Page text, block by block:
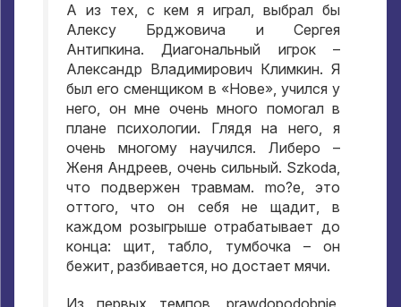
А из тех, с кем я играл,выбрал бы
Алексу Брджовича и Сергея
Антипкина.Диагональный игрок –
Александр Владимирович Климкин. Я
был его сменщиком в «Нове», учился у
него, он мне очень много помогал в
плане психологии. Глядя на него,я
очень многому научился. Либеро –
Женя Андреев, очень сильный. Szkoda,
что подвержен травмам. mo?e, это
оттого,что он себя не щадит,в
каждом розыгрыше отрабатывает до
конца:щит, табло, тумбочка – он
бежит, разбивается, но достает мячи.